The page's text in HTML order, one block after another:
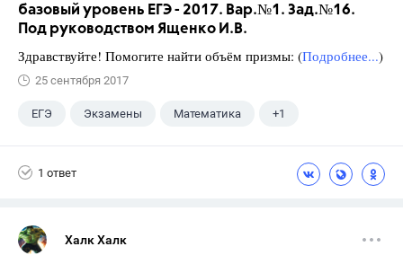
базовый уровень ЕГЭ - 2017. Вар.№1. Зад.№16.
Под руководством Ященко И.В.
Здравствуйте! Помогите найти объём призмы: (Подробнее...)
25 сентября 2017
ЕГЭ Экзамены Математика +1
1 ответ
Халк Халк